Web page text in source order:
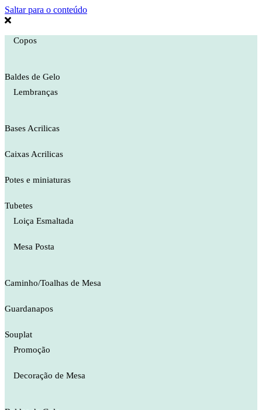
Saltar para o conteúdo
Copos
Baldes de Gelo
Lembranças
Bases Acrilicas
Caixas Acrilicas
Potes e miniaturas
Tubetes
Loiça Esmaltada
Mesa Posta
Caminho/Toalhas de Mesa
Guardanapos
Souplat
Promoção
Decoração de Mesa